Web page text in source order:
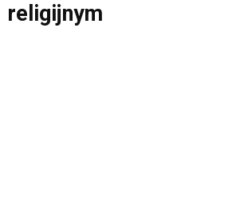
religijnym